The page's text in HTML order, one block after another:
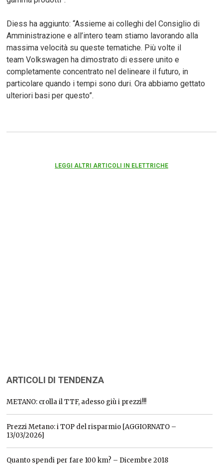
Diess ha aggiunto: “Assieme ai colleghi del Consiglio di
Amministrazione e all’intero team stiamo lavorando alla
massima velocità su queste tematiche. Più volte il
team Volkswagen ha dimostrato di essere unito e
completamente concentrato nel delineare il futuro, in
particolare quando i tempi sono duri. Ora abbiamo gettato
ulteriori basi per questo”.
LEGGI ALTRI ARTICOLI IN ELETTRICHE
ARTICOLI DI TENDENZA
METANO: crolla il TTF, adesso giù i prezzi!!!
Prezzi Metano: i TOP del risparmio [AGGIORNATO –
13/03/2026]
Quanto spendi per fare 100 km? – Dicembre 2018